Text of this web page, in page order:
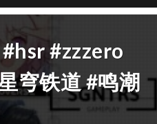
#zzzero
穹铁道 #鸣潮